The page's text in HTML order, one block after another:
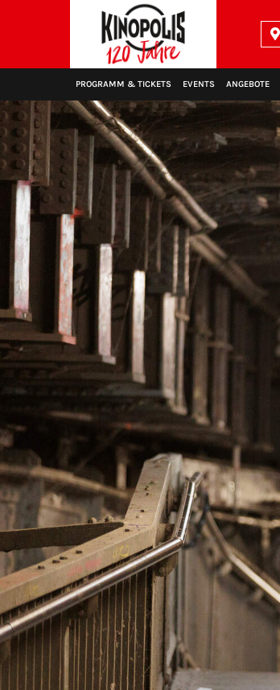
PROGRAMM & TICKETS EVENTS ANGEBOTE